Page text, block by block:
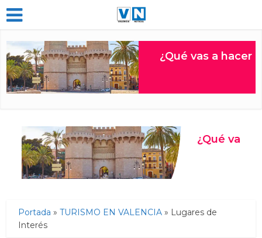
Portada »TURISMO EN VALENCIA » Lugares de
Interés